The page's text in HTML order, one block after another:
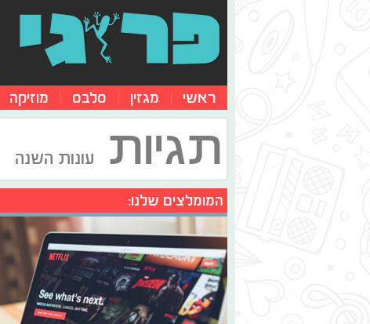
ראשי מגזין סלבס מוזיקה
תגיות עונות השנה
המומלצים שלנו: